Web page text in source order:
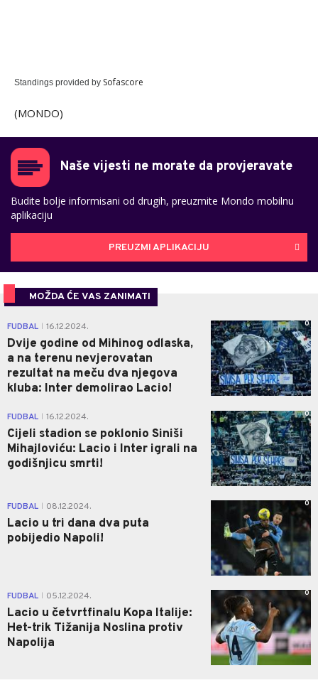
Standings provided by Sofascore
(MONDO)
Naše vijesti ne morate da provjeravate
Budite bolje informisani od drugih, preuzmite Mondo mobilnu
aplikaciju
PREUZMI APLIKACIJU
MOŽDA ĆE VAS ZANIMATI
FUDBAL 16.12.2024.
Dvije godine od Mihinog odlaska,
a na terenu nevjerovatan
rezultat na meču dva njegova
kluba: Inter demolirao Lacio!
0
FUDBAL 16.12.2024.
Cijeli stadion se poklonio Siniši
Mihajloviću: Lacio i Inter igrali na
godišnjicu smrti!
0
FUDBAL 08.12.2024.
Lacio u tri dana dva puta
pobijedio Napoli!
0
FUDBAL 05.12.2024.
Lacio u četvrtfinalu Kopa Italije:
Het-trik Tižanija Noslina protiv
Napolija
0